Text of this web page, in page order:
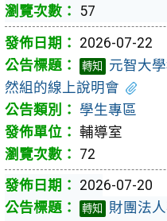
57
2026-07-22
轉知
元智大
然組的線上說明會
學生專區
輔導室
72
2026-07-20
轉知
財團法